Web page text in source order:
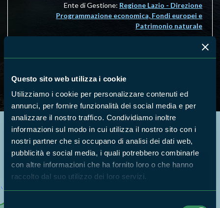
Questo sito web utilizza i cookie
Utilizziamo i cookie per personalizzare contenuti ed
annunci, per fornire funzionalità dei social media e per
analizzare il nostro traffico. Condividiamo inoltre
informazioni sul modo in cui utilizza il nostro sito con i
nostri partner che si occupano di analisi dei dati web,
pubblicità e social media, i quali potrebbero combinarle
con altre informazioni che ha fornito loro o che hanno
raccolto dal suo utilizzo dei loro servizi.
Selezione
Ente di Gestione: Regione Lazio - Direzione
Programmazione economica, Fondi europei e
Patrimonio naturale
18:00
Cerca nella mappa OPZIONI